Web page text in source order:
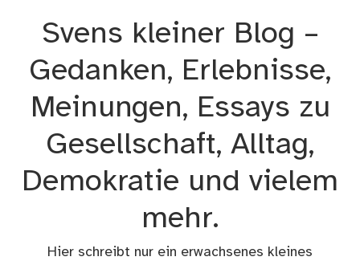
Svens kleiner Blog –
Gedanken, Erlebnisse,
Meinungen, Essays zu
Gesellschaft, Alltag,
Demokratie und vielem
mehr.
Hier schreibt nur ein erwachsenes kleines